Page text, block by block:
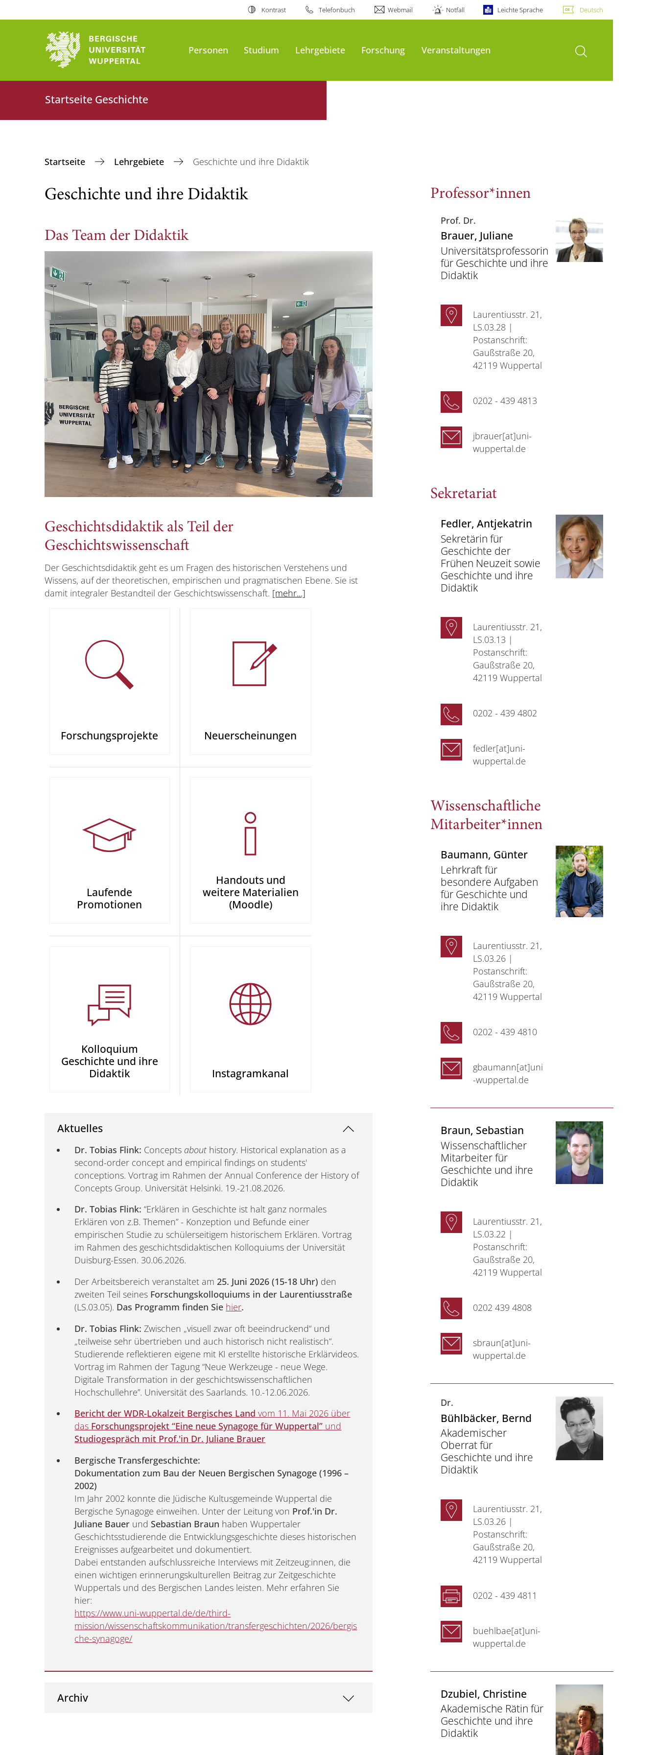
Kontrast Telefonbuch Webmail Notfall Leichte Sprache Deutsch
Personen Studium Lehrgebiete Forschung Veranstaltungen Suche öffnen
Startseite Geschichte
Startseite Lehrgebiete Geschichte und ihre Didaktik
Geschichte und ihre Didaktik
Das Team der Didaktik
Geschichtsdidaktik als Teil der
Geschichtswissenschaft
Der Geschichtsdidaktik geht es um Fragen des historischen Verstehens und
Wissens, auf der theoretischen, empirischen und pragmatischen Ebene. Sie ist
damit integraler Bestandteil der Geschichtswissenschaft. [mehr...]
Forschungs­pro­jek­te Neuerschein­un­gen
Laufende
Promotionen
Handouts und
weitere Materialien
(Moodle)
Kolloquium
Geschichte und ihre
Didaktik
Instagram­kanal
Aktuelles
Dr. Tobias Flink: Concepts about history. Historical explanation as a
second-order concept and empirical findings on students'
conceptions. Vortrag im Rahmen der Annual Conference der History of
Concepts Group. Universität Helsinki. 19.-21.08.2026.
Dr. Tobias Flink: “Erklären in Geschichte ist halt ganz normales
Erklären von z.B. Themen” - Konzeption und Befunde einer
empirischen Studie zu schülerseitigem historischem Erklären. Vortrag
im Rahmen des geschichtsdidaktischen Kolloquiums der Universität
Duisburg-Essen. 30.06.2026.
Der Arbeitsbereich veranstaltet am25. Juni 2026 (15-18 Uhr) den
zweiten Teil seines Forschungskolloquiums in der Laurentiusstraße
(LS.03.05). Das Programm finden Sie hier.
Dr. Tobias Flink: Zwischen „visuell zwar oft beeindruckend“ und
„teilweise sehr übertrieben und auch historisch nicht realistisch“.
Studierende reflektieren eigene mit KI erstellte historische Erklärvideos.
Vortrag im Rahmen der Tagung “Neue Werkzeuge - neue Wege.
Digitale Transformation in der geschichtswissenschaftlichen
Hochschullehre”. Universität des Saarlands. 10.-12.06.2026.
Bericht der WDR-Lokalzeit Bergisches Land vom 11. Mai 2026 über
das Forschungsprojekt “Eine neue Synagoge für Wuppertal” und
Studiogespräch mit Prof.'in Dr. Juliane Brauer
Bergische Transfergeschichte:
Dokumentation zum Bau der Neuen Bergischen Synagoge (1996 –
2002)
Im Jahr 2002 konnte die Jüdische Kultusgemeinde Wuppertal die
Bergische Synagoge einweihen. Unter der Leitung von Prof.'in Dr.
Juliane Bauer und Sebastian Braun haben Wuppertaler
Geschichtsstudierende die Entwicklungsgeschichte dieses historischen
Ereignisses aufgearbeitet und dokumentiert.
Dabei entstanden aufschlussreiche Interviews mit Zeitzeug:innen, die
einen wichtigen erinnerungskulturellen Beitrag zur Zeitgeschichte
Wuppertals und des Bergischen Landes leisten. Mehr erfahren Sie
hier:
https://www.uni-wuppertal.de/de/third-
mission/wissenschaftskommunikation/transfergeschichten/2026/bergis
che-synagoge/
Archiv
Professor*innen
Prof. Dr.
Brauer, Juliane
Universitätsprofessorin
für Geschichte und ihre
Didaktik
Laurentiusstr. 21,
LS.03.28 |
Postanschrift:
Gaußstraße 20,
42119 Wuppertal
0202 - 439 4813
jbrauer[at]uni-
wuppertal.de
Sekretariat
Fedler, Antjekatrin
Sekretärin für
Geschichte der
Frühen Neuzeit sowie
Geschichte und ihre
Didaktik
Laurentiusstr. 21,
LS.03.13 |
Postanschrift:
Gaußstraße 20,
42119 Wuppertal
0202 - 439 4802
fedler[at]uni-
wuppertal.de
Wissenschaftliche
Mitarbeiter*innen
Baumann, Günter
Lehrkraft für
besondere Aufgaben
für Geschichte und
ihre Didaktik
Laurentiusstr. 21,
LS.03.26 |
Postanschrift:
Gaußstraße 20,
42119 Wuppertal
0202 - 439 4810
gbaumann[at]uni
-wuppertal.de
Braun, Sebastian
Wissenschaftlicher
Mitarbeiter für
Geschichte und ihre
Didaktik
Laurentiusstr. 21,
LS.03.22 |
Postanschrift:
Gaußstraße 20,
42119 Wuppertal
0202 439 4808
sbraun[at]uni-
wuppertal.de
Dr.
Bühlbäcker, Bernd
Akademischer
Oberrat für
Geschichte und ihre
Didaktik
Laurentiusstr. 21,
LS.03.26 |
Postanschrift:
Gaußstraße 20,
42119 Wuppertal
0202 - 439 4811
buehlbae[at]uni-
wuppertal.de
Dzubiel, Christine
Akademische Rätin für
Geschichte und ihre
Didaktik